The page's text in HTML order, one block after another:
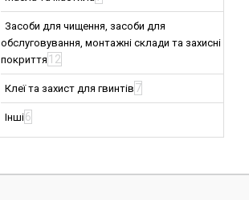
Засоби для чищення, засоби для
обслуговування, монтажні склади та захисні
покриття 12
Клеї та захист для гвинтів 7
Інші6